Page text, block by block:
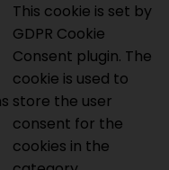
This cookie is set by
GDPR Cookie
Consent plugin. The
cookie is used to
store the user
consent for the
cookies in the